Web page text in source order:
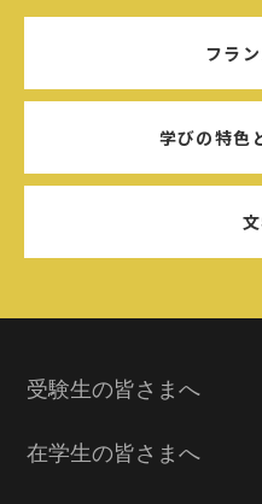
フラ
学びの特色
受験生の皆さまへ
在学生の皆さまへ